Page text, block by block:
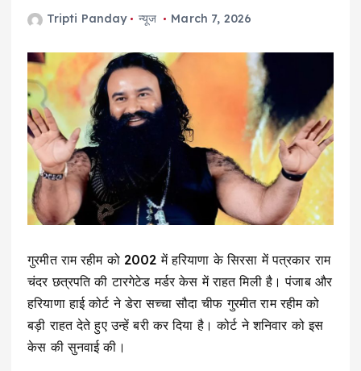
Tripti Panday न्यूज March 7, 2026
गुरमीत राम रहीम को 2002 में हरियाणा के सिरसा में पत्रकार राम
चंदर छत्रपति की टारगेटेड मर्डर केस में राहत मिली है। पंजाब और
हरियाणा हाई कोर्ट ने डेरा सच्चा सौदा चीफ गुरमीत राम रहीम को
बड़ी राहत देते हुए उन्हें बरी कर दिया है। कोर्ट ने शनिवार को इस
केस की सुनवाई की।